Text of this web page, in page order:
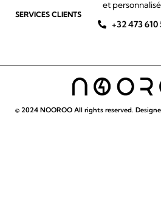
et
SERVICES CLIENTS
+32 473 610
© 2024 NOOROO All rights reserved.